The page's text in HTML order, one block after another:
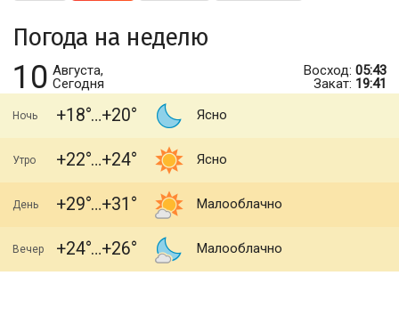
Погода на неделю
10 Августа,
Сегодня
Восход: 05:43
Закат: 19:41
Ночь +18 +20 Ясно
Утро +22 +24 Ясно
День +29 +31 Малооблачно
Вечер +24 +26 Малооблачно